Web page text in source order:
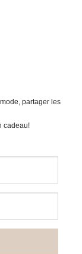
partager les
cadeau!